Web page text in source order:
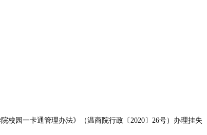
园一卡通管理办法》（温商院行政〔2020〕26号）办理挂失